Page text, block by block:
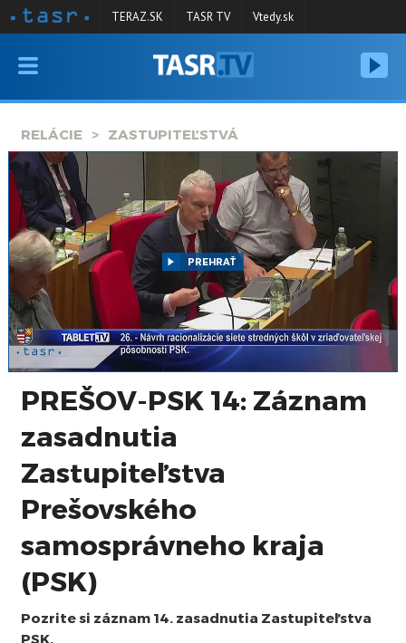
VYSIELANIE
SPRAVODAJSTVO
KONTAKT
ARCHÍV
TERAZ.SK TASR TV Vtedy.sk
RELÁCIE ZASTUPITEĽSTVÁ
PREHRAŤ
PREŠOV-PSK 14: Záznam
zasadnutia
Zastupiteľstva
Prešovského
samosprávneho kraja
(PSK)
Pozrite si záznam 14. zasadnutia Zastupiteľstva
PSK.